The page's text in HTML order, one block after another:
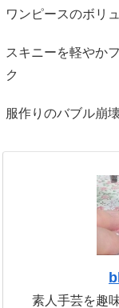
ワンピースのボリ
スキニーを軽やか
ク
服作りのバブル崩
素人手芸を趣